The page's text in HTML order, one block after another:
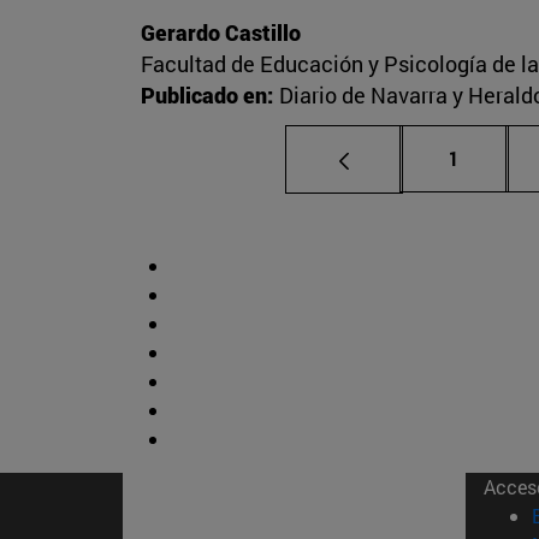
Gerardo Castillo
Facultad de Educación y Psicología de
Publicado en: Diario de Navarra y
Página
1